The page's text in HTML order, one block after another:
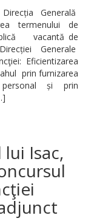
Direcția Generală
termenului de
vacantă de
Generale
Eficientizarea
prin furnizarea
și prin
lui Isac,